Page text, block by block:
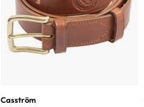
Casström